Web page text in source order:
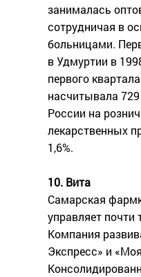
занималась
сотрудничая в
больницами.
в Удмуртии в
первого
насчитывала 729
России на
лекарственных
1,6%.
10. Вита
Самарская
управляет
Компания
Экспресс» и